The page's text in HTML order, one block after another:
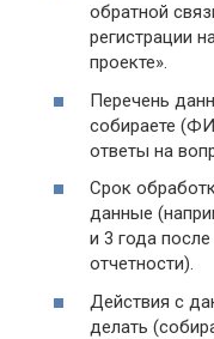
обратной
регистрации
проекте».
Перечень
собираете
ответы на
Срок
данные
и 3 года
отчетности).
Действия с
делать